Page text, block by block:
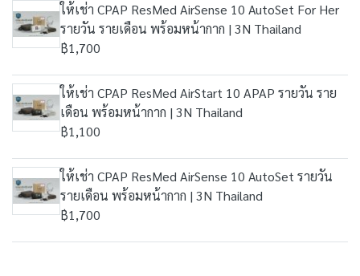
ให้เช่า CPAP ResMed AirSense 10 AutoSet For Her
รายวัน รายเดือน พร้อมหน้ากาก | 3N Thailand
฿1,700
ให้เช่า CPAP ResMed AirStart 10 APAP รายวัน ราย
เดือน พร้อมหน้ากาก | 3N Thailand
฿1,100
ให้เช่า CPAP ResMed AirSense 10 AutoSet รายวัน
รายเดือน พร้อมหน้ากาก | 3N Thailand
฿1,700